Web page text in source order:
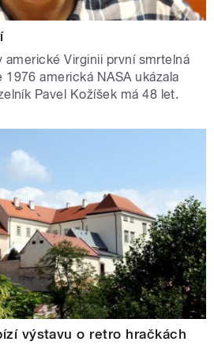
americké Virginii první smrtelná
americká NASA ukázala
Pavel Kožíšek má 48 let.
výstavu o retro hračkách